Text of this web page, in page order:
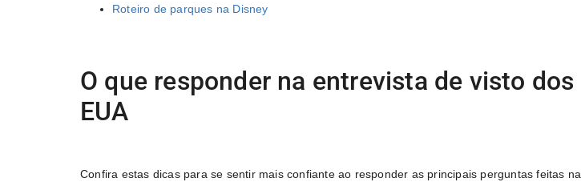
Roteiro de parques na Disney
O que responder na entrevista de visto dos
EUA
Confira estas dicas para se sentir mais confiante ao responder as principais perguntas feitas na